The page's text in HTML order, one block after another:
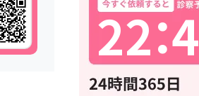
22：
4